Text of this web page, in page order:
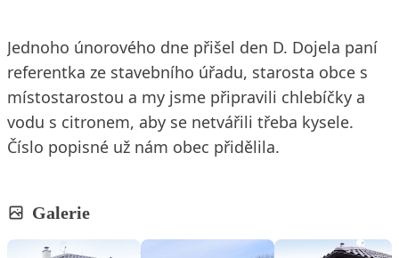
Jednoho únorového dne přišel den D. Dojela paní
referentka ze stavebního úřadu, starosta obce s
místostarostou a my jsme připravili chlebíčky a
vodu s citronem, aby se netvářili třeba kysele.
Číslo popisné už nám obec přidělila.
Galerie